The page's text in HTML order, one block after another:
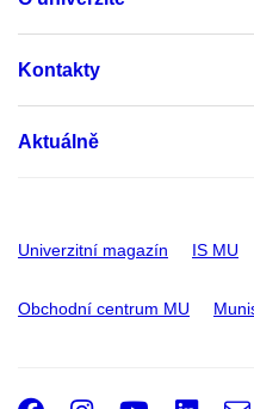
Kontakty
Aktuálně
Univerzitní magazín IS MU
Obchodní centrum MU